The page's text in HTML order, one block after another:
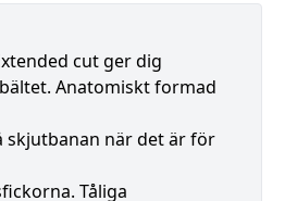
cut ger dig
Anatomiskt formad
skjutbanan när det är för
Tåliga